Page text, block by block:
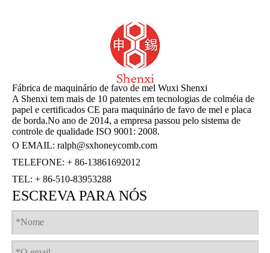
Fábrica de maquinário de favo de mel Wuxi Shenxi
A Shenxi tem mais de 10 patentes em tecnologias de colméia de
papel e certificados CE para maquinário de favo de mel e placa
de borda.No ano de 2014, a empresa passou pelo sistema de
controle de qualidade ISO 9001: 2008.
O EMAIL: ralph@sxhoneycomb.com
TELEFONE: + 86-13861692012
TEL: + 86-510-83953288
ESCREVA PARA NÓS